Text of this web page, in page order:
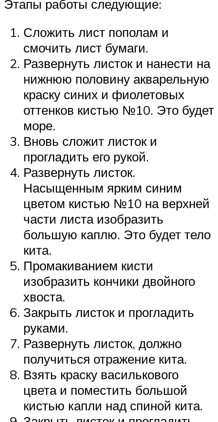
Этапы работы следующие:
Сложить лист пополам и
смочить лист бумаги.
Развернуть листок и нанести на
нижнюю половину акварельную
краску синих и фиолетовых
оттенков кистью №10. Это будет
море.
Вновь сложит листок и
прогладить его рукой.
Развернуть листок.
Насыщенным ярким синим
цветом кистью №10 на верхней
части листа изобразить
большую каплю. Это будет тело
кита.
Промакиванием кисти
изобразить кончики двойного
хвоста.
Закрыть листок и прогладить
руками.
Развернуть листок, должно
получиться отражение кита.
Взять краску василькового
цвета и поместить большой
кистью капли над спиной кита.